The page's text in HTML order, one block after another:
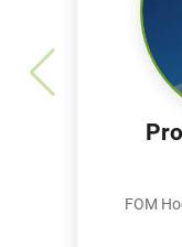
FOM